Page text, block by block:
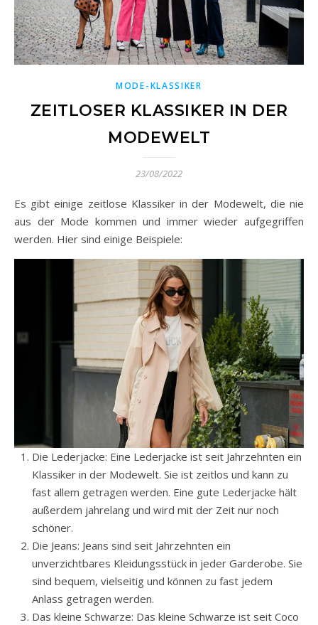
MODE-KLASSIKER
ZEITLOSER KLASSIKER IN DER
MODEWELT
23/08/2022
Es gibt einige zeitlose Klassiker in der Modewelt, die nie
aus der Mode kommen und immer wieder aufgegriffen
werden. Hier sind einige Beispiele:
Die Lederjacke: Eine Lederjacke ist seit Jahrzehnten ein
Klassiker in der Modewelt. Sie ist zeitlos und kann zu
fast allem getragen werden. Eine gute Lederjacke hält
außerdem jahrelang und wird mit der Zeit nur noch
schöner.
Die Jeans: Jeans sind seit Jahrzehnten ein
unverzichtbares Kleidungsstück in jeder Garderobe. Sie
sind bequem, vielseitig und können zu fast jedem
Anlass getragen werden.
Das kleine Schwarze: Das kleine Schwarze ist seit Coco